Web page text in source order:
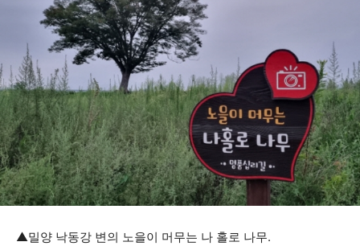
▲밀양 낙동강 변의 노을이 머무는 나 홀로 나무.